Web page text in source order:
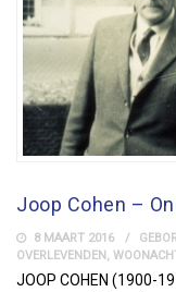
Joop Cohen –
8 MAART 2016
OVERLEVENDEN,
JOOP COHEN (1900-